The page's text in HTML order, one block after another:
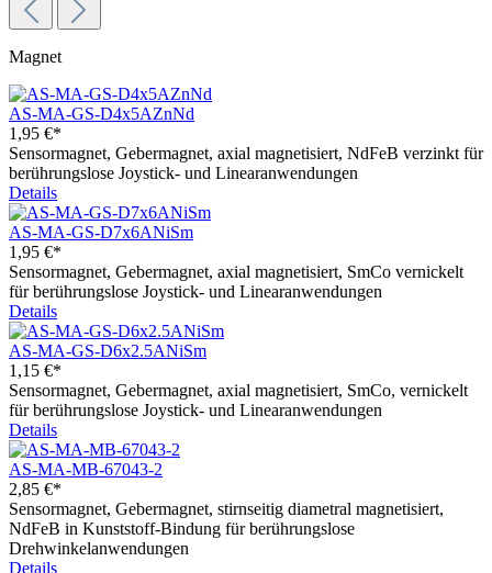
Magnet
AS-MA-GS-D4x5AZnNd
1,95 €*
Sensormagnet, Gebermagnet, axial magnetisiert, NdFeB verzinkt für
berührungslose Joystick- und Linearanwendungen
Details
AS-MA-GS-D7x6ANiSm
1,95 €*
Sensormagnet, Gebermagnet, axial magnetisiert, SmCo vernickelt
für berührungslose Joystick- und Linearanwendungen
Details
AS-MA-GS-D6x2.5ANiSm
1,15 €*
Sensormagnet, Gebermagnet, axial magnetisiert, SmCo, vernickelt
für berührungslose Joystick- und Linearanwendungen
Details
AS-MA-MB-67043-2
2,85 €*
Sensormagnet, Gebermagnet, stirnseitig diametral magnetisiert,
NdFeB in Kunststoff-Bindung für berührungslose
Drehwinkelanwendungen
Details